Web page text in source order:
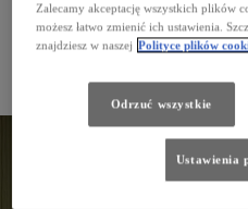
PROACE CITY Verso
Zalecamy akceptację wszystkich plików
możesz łatwo zmienić ich ustawienia.
znajdziesz w naszej Polityce plików
Odrzuć wszystkie
Ustawienia